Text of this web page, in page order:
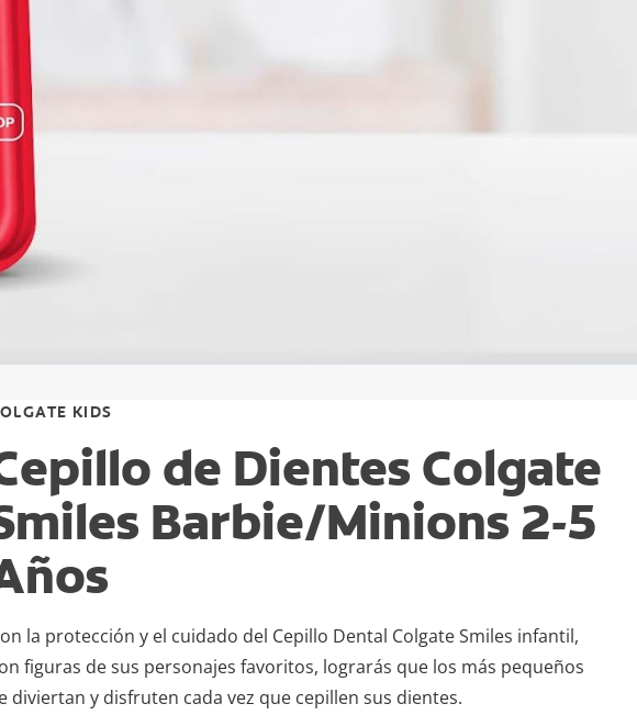
KIDS
de Dientes Colgate
Barbie/Minions 2-5
la protección y el cuidado del Cepillo Dental Colgate Smiles infantil,
figuras de sus personajes favoritos, lograrás que los más pequeños
diviertan y disfruten cada vez que cepillen sus dientes.